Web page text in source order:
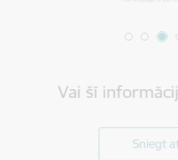
Vai šī
Sniegt